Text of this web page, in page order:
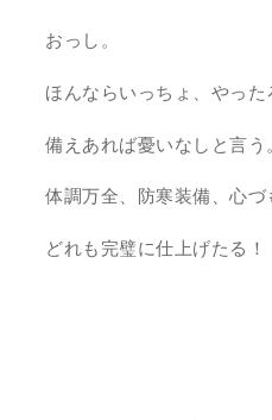
おっし。
ほんならいっちょ、やった
備えあれば憂いなしと言う
体調万全、防寒装備、心づ
どれも完璧に仕上げたる！